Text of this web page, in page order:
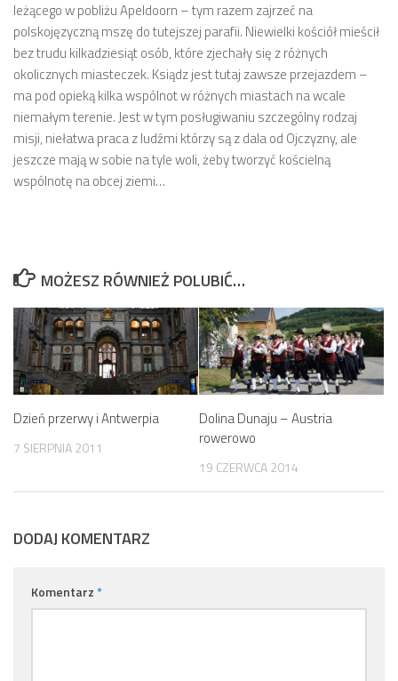
leżącego w pobliżu Apeldoorn – tym razem zajrzeć na
polskojęzyczną mszę do tutejszej parafii. Niewielki kościół mieścił
bez trudu kilkadziesiąt osób, które zjechały się z różnych
okolicznych miasteczek. Ksiądz jest tutaj zawsze przejazdem –
ma pod opieką kilka wspólnot w różnych miastach na wcale
niemałym terenie. Jest w tym posługiwaniu szczególny rodzaj
misji, niełatwa praca z ludźmi którzy są z dala od Ojczyzny, ale
jeszcze mają w sobie na tyle woli, żeby tworzyć kościelną
wspólnotę na obcej ziemi…
MOŻESZ RÓWNIEŻ POLUBIĆ…
Dzień przerwy i Antwerpia
7 SIERPNIA 2011
Dolina Dunaju – Austria
rowerowo
19 CZERWCA 2014
DODAJ KOMENTARZ
Komentarz *